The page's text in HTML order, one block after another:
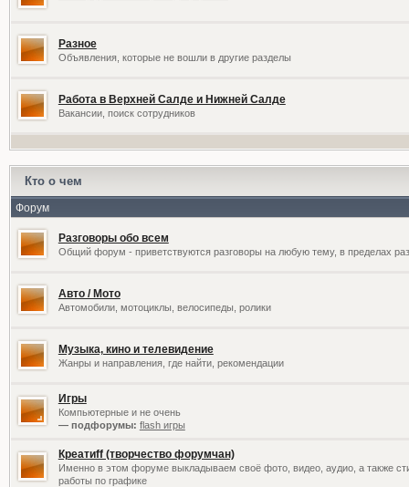
Разное
Объявления, которые не вошли в другие разделы
Работа в Верхней Салде и Нижней Салде
Вакансии, поиск сотрудников
Кто о чем
Форум
Разговоры обо всем
Общий форум - приветствуются разговоры на любую тему, в пределах
Авто / Мото
Автомобили, мотоциклы, велосипеды, ролики
Музыка, кино и телевидение
Жанры и направления, где найти, рекомендации
Игры
Компьютерные и не очень
— подфорумы: flash игры
Креатиff (творчество форумчан)
Именно в этом форуме выкладываем своё фото, видео, аудио, а также
работы по графике